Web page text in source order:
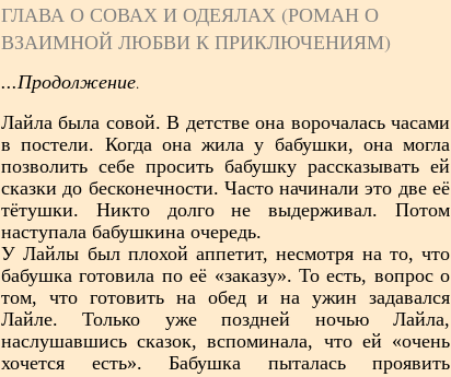
ГЛАВА О СОВАХ И ОДЕЯЛАХ (РОМАН О
ВЗАИМНОЙ ЛЮБВИ К ПРИКЛЮЧЕНИЯМ)
...Продолжение.
Лайла была совой. В детстве она ворочалась часами
в постели. Когда она жила у бабушки, она могла
позволить себе просить бабушку рассказывать ей
сказки до бесконечности. Часто начинали это две её
тётушки. Никто долго не выдерживал. Потом
наступала бабушкина очередь.
У Лайлы был плохой аппетит, несмотря на то, что
бабушка готовила по её «заказу». То есть, вопрос о
том, что готовить на обед и на ужин задавался
Лайле. Только уже поздней ночью Лайла,
наслушавшись сказок, вспоминала, что ей «очень
хочется есть». Бабушка пыталась проявить